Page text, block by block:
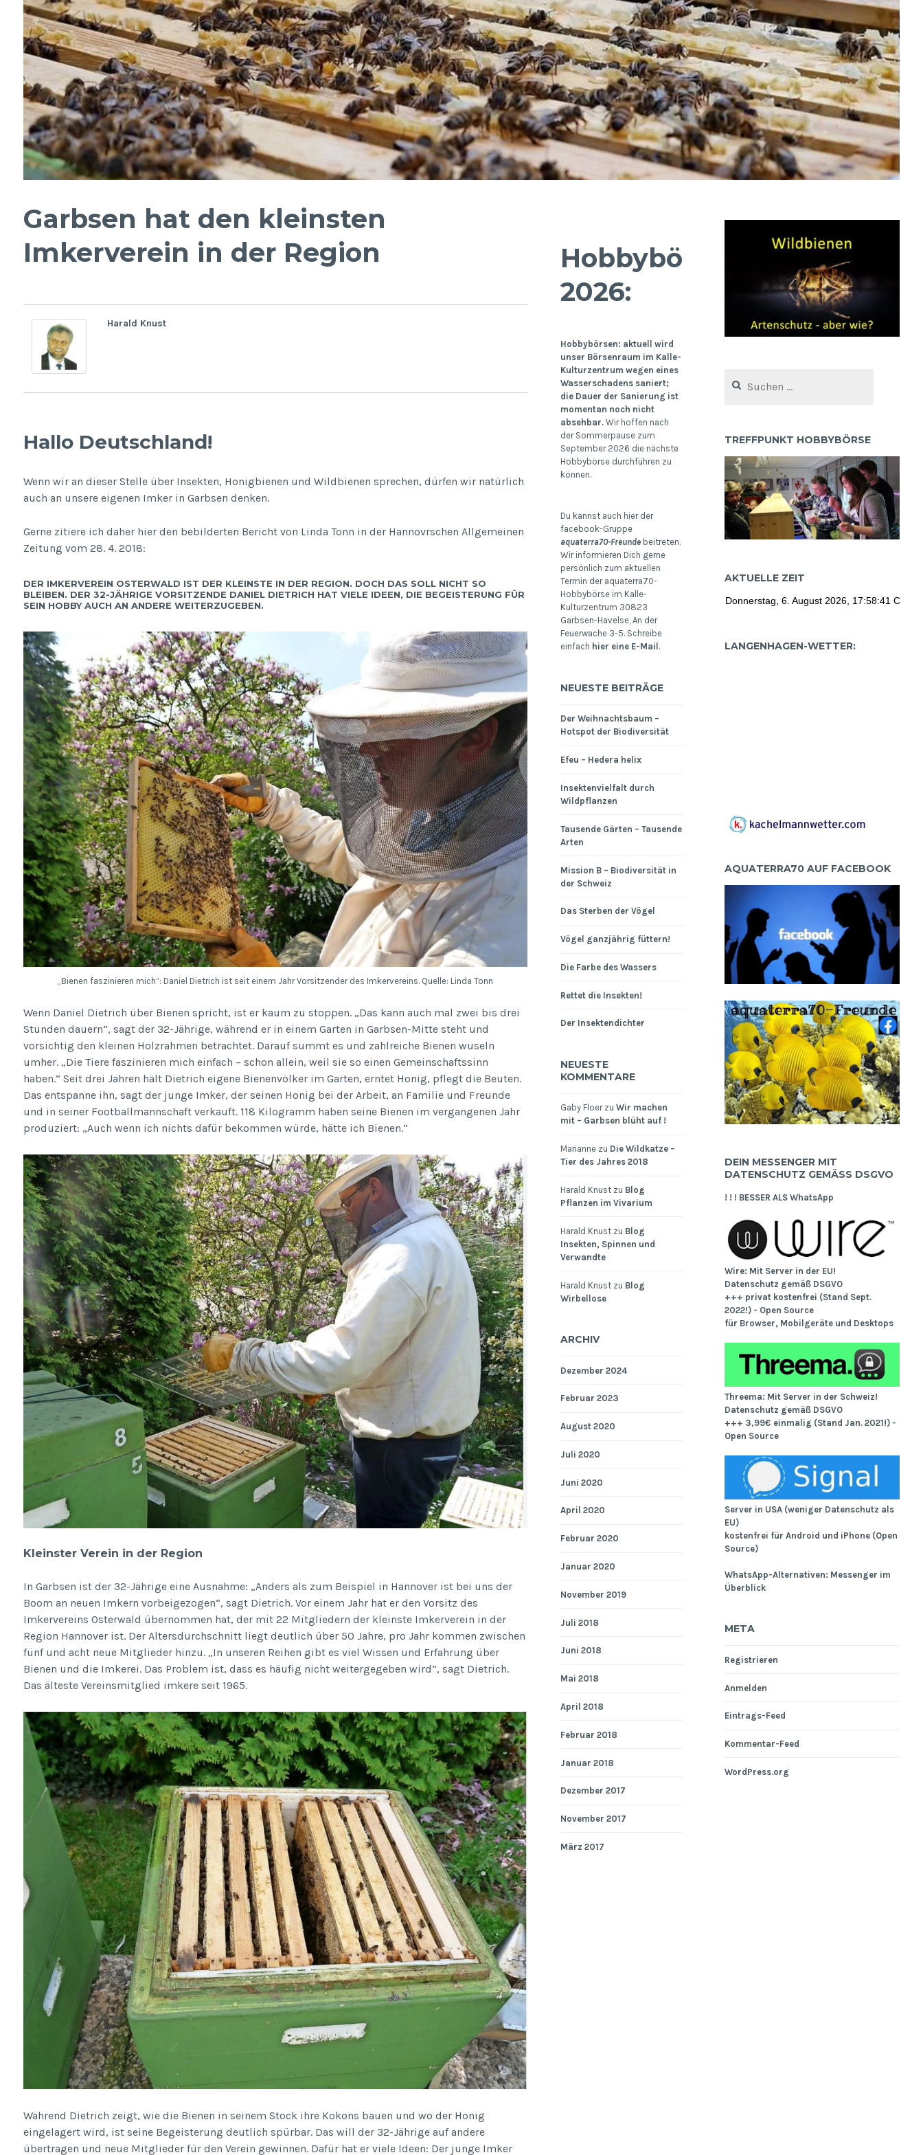
Garbsen hat den kleinsten
Imkerverein in der Region
Harald Knust
Hallo Deutschland!
Wenn wir an dieser Stelle über Insekten, Honigbienen und Wildbienen sprechen, dürfen wir natürlich
auch an unsere eigenen Imker in Garbsen denken.
Gerne zitiere ich daher hier den bebilderten Bericht von Linda Tonn in der Hannovrschen Allgemeinen
Zeitung vom 28. 4. 2018:
DER IMKERVEREIN OSTERWALD IST DER KLEINSTE IN DER REGION. DOCH DAS SOLL NICHT SO
BLEIBEN. DER 32-JÄHRIGE VORSITZENDE DANIEL DIETRICH HAT VIELE IDEEN, DIE BEGEISTERUNG FÜR
SEIN HOBBY AUCH AN ANDERE WEITERZUGEBEN.
„Bienen faszinieren mich“: Daniel Dietrich ist seit einem Jahr Vorsitzender des Imkervereins. Quelle: Linda Tonn
Wenn Daniel Dietrich über Bienen spricht, ist er kaum zu stoppen. „Das kann auch mal zwei bis drei
Stunden dauern“, sagt der 32-Jährige, während er in einem Garten in Garbsen-Mitte steht und
vorsichtig den kleinen Holzrahmen betrachtet. Darauf summt es und zahlreiche Bienen wuseln
umher. „Die Tiere faszinieren mich einfach – schon allein, weil sie so einen Gemeinschaftssinn
haben.“ Seit drei Jahren hält Dietrich eigene Bienenvölker im Garten, erntet Honig, pflegt die Beuten.
Das entspanne ihn, sagt der junge Imker, der seinen Honig bei der Arbeit, an Familie und Freunde
und in seiner Footballmannschaft verkauft. 118 Kilogramm haben seine Bienen im vergangenen Jahr
produziert: „Auch wenn ich nichts dafür bekommen würde, hätte ich Bienen.“
Kleinster Verein in der Region
In Garbsen ist der 32-Jährige eine Ausnahme: „Anders als zum Beispiel in Hannover ist bei uns der
Boom an neuen Imkern vorbeigezogen“, sagt Dietrich. Vor einem Jahr hat er den Vorsitz des
Imkervereins Osterwald übernommen hat, der mit 22 Mitgliedern der kleinste Imkerverein in der
Region Hannover ist. Der Altersdurchschnitt liegt deutlich über 50 Jahre, pro Jahr kommen zwischen
fünf und acht neue Mitglieder hinzu. „In unseren Reihen gibt es viel Wissen und Erfahrung über
Bienen und die Imkerei. Das Problem ist, dass es häufig nicht weitergegeben wird“, sagt Dietrich.
Das älteste Vereinsmitglied imkere seit 1965.
Während Dietrich zeigt, wie die Bienen in seinem Stock ihre Kokons bauen und wo der Honig
eingelagert wird, ist seine Begeisterung deutlich spürbar. Das will der 32-Jährige auf andere
übertragen und neue Mitglieder für den Verein gewinnen. Dafür hat er viele Ideen: Der junge Imker
Hobbybörsen
2026:
Hobbybörsen: aktuell wird
unser Börsenraum im Kalle-
Kulturzentrum wegen eines
Wasserschadens saniert;
die Dauer der Sanierung ist
momentan noch nicht
absehbar.Wir hoffen nach
der Sommerpause zum
September 2026 die nächste
Hobbybörse durchführen zu
können.
Du kannst auch hier der
facebook-Gruppe
aquaterra70-Freundebeitreten.
Wir informieren Dich gerne
persönlich zum aktuellen
Termin der aquaterra70-
Hobbybörse im Kalle-
Kulturzentrum 30823
Garbsen-Havelse, An der
Feuerwache 3-5. Schreibe
einfach hier eine E-Mail .
NEUESTE BEITRÄGE
Der Weihnachtsbaum –
Hotspot der Biodiversität
Efeu – Hedera helix
Insektenvielfalt durch
Wildpflanzen
Tausende Gärten – Tausende
Arten
Mission B – Biodiversität in
der Schweiz
Das Sterben der Vögel
Vögel ganzjährig füttern!
Die Farbe des Wassers
Rettet die Insekten!
Der Insektendichter
NEUESTE
KOMMENTARE
Gaby Floerzu Wir machen
mit – Garbsen blüht auf !
Mariannezu Die Wildkatze –
Tier des Jahres 2018
Harald Knustzu Blog
Pflanzen im Vivarium
Harald Knustzu Blog
Insekten, Spinnen und
Verwandte
Harald Knustzu Blog
Wirbellose
ARCHIV
Dezember 2024
Februar 2023
August 2020
Juli 2020
Juni 2020
April 2020
Februar 2020
Januar 2020
November 2019
Juli 2018
Juni 2018
Mai 2018
April 2018
Februar 2018
Januar 2018
Dezember 2017
November 2017
März 2017
nach:
TREFFPUNKT HOBBYBÖRSE
AKTUELLE ZEIT
LANGENHAGEN-WETTER:
AQUATERRA70 AUF FACEBOOK
DEIN MESSENGER MIT
DATENSCHUTZ GEMÄSS DSGVO
! ! ! BESSER ALS WhatsApp
Wire: Mit Server in der EU!
Datenschutz gemäß DSGVO
+++ privat kostenfrei (Stand Sept.
2022!) - Open Source
für Browser, Mobilgeräte und Desktops
Threema: Mit Server in der Schweiz!
Datenschutz gemäß DSGVO
+++ 3,99€ einmalig (Stand Jan. 2021!) -
Open Source
Server in USA (weniger Datenschutz als
EU)
kostenfrei für Android und iPhone (Open
Source)
WhatsApp-Alternativen: Messenger im
Überblick
META
Registrieren
Anmelden
Eintrags-Feed
Kommentar-Feed
WordPress.org